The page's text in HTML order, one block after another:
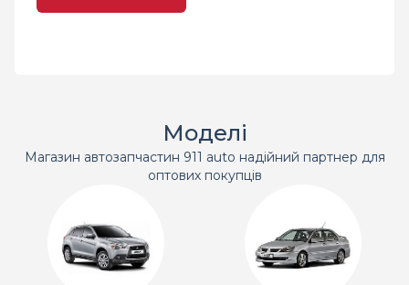
Моделі
Магазин автозапчастин 911 auto надійний партнер для
оптових покупців